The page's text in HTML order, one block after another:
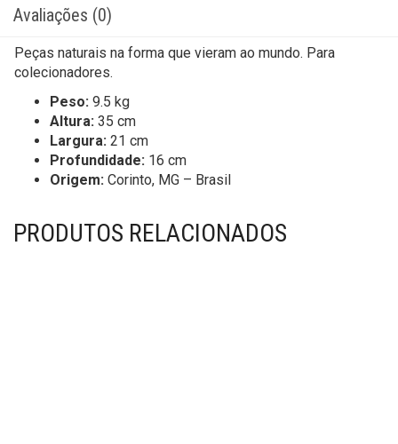
Avaliações (0)
Peças naturais na forma que vieram ao mundo. Para
colecionadores.
Peso: 9.5 kg
Altura: 35 cm
Largura: 21 cm
Profundidade: 16 cm
Origem: Corinto, MG – Brasil
PRODUTOS RELACIONADOS